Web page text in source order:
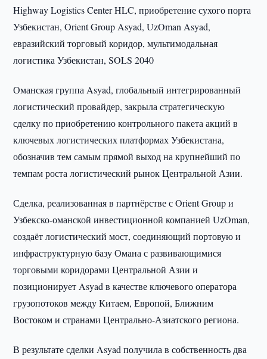
Highway Logistics Center HLC, приобретение сухого порта
Узбекистан, Orient Group Asyad, UzOman Asyad,
евразийский торговый коридор, мультимодальная
логистика Узбекистан, SOLS 2040
Оманская группа Asyad, глобальный интегрированный
логистический провайдер, закрыла стратегическую
сделку по приобретению контрольного пакета акций в
ключевых логистических платформах Узбекистана,
обозначив тем самым прямой выход на крупнейший по
темпам роста логистический рынок Центральной Азии.
Сделка, реализованная в партнёрстве с Orient Group и
Узбекско-оманской инвестиционной компанией UzOman,
создаёт логистический мост, соединяющий портовую и
инфраструктурную базу Омана с развивающимися
торговыми коридорами Центральной Азии и
позиционирует Asyad в качестве ключевого оператора
грузопотоков между Китаем, Европой, Ближним
Востоком и странами Центрально-Азиатского региона.
В результате сделки Asyad получила в собственность два